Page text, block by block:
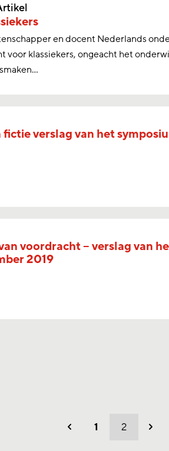
en docent Nederlands
voor klassiekers, ongeacht het
fictieverslag van het
voordracht – verslag van
2019
Vorig 1 2